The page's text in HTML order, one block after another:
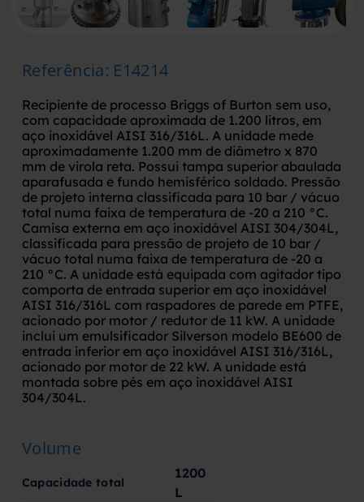
Referência: E14214
Recipiente de processo Briggs of Burton sem uso,
com capacidade aproximada de 1.200 litros, em
aço inoxidável AISI 316/316L. A unidade mede
aproximadamente 1.200 mm de diâmetro x 870
mm de virola reta. Possui tampa superior abaulada
aparafusada e fundo hemisférico soldado. Pressão
de projeto interna classificada para 10 bar / vácuo
total numa faixa de temperatura de -20 a 210 °C.
Camisa externa em aço inoxidável AISI 304/304L,
classificada para pressão de projeto de 10 bar /
vácuo total numa faixa de temperatura de -20 a
210 °C. A unidade está equipada com agitador tipo
comporta de entrada superior em aço inoxidável
AISI 316/316L com raspadores de parede em PTFE,
acionado por motor / redutor de 11 kW. A unidade
inclui um emulsificador Silverson modelo BE600 de
entrada inferior em aço inoxidável AISI 316/316L,
acionado por motor de 22 kW. A unidade está
montada sobre pés em aço inoxidável AISI
304/304L.
Volume
Capacidade total
1200
L